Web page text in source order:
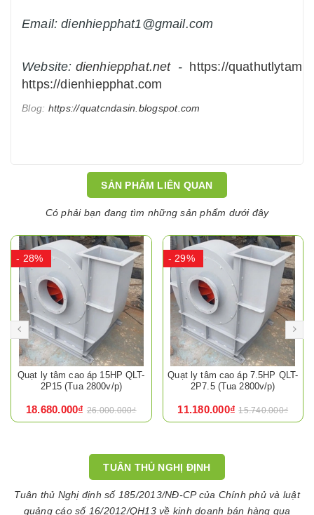
Email: dienhiepphat1@gmail.com
Website: dienhiepphat.net - https://
https://dienhiepphat.com
Blog: https://quatcndasin.blogspot.com
SẢN PHẨM LIÊN QUAN
Có phải bạn đang tìm những sản phẩm dưới đây
- 28%
Quạt ly tâm cao áp 15HP QLT-
2P15 (Tua 2800v/p)
18.680.000₫ 26.000.000₫
- 29%
Quạt ly tâm cao áp 7.5HP QLT-
2P7.5 (Tua 2800v/p)
11.180.000₫ 15.740.000₫
TUÂN THỦ NGHỊ ĐỊNH
Tuân thủ Nghị định số 185/2013/NĐ-CP của Chính phủ và luật
quảng cáo số 16/2012/QH13 về kinh doanh bán hàng qua